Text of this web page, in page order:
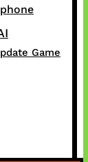
Game